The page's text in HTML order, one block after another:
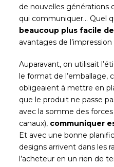
de nouvelles générations
qui communiquer… Quel
beaucoup plus facile
avantages de
Auparavant, on utilisait
le format de l’emballage,
obligeaient à mettre en
que le produit ne passe
avec la somme des
canaux), communiquer
Et avec une bonne
designs arrivent dans les
l’acheteur en un rien de